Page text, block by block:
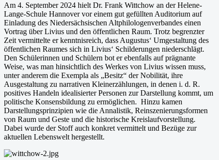
Am 4. September 2024 hielt Dr. Frank Wittchow an der Helene-
Lange-Schule Hannover vor einem gut gefüllten Auditorium auf
Einladung des Niedersächsischen Altphilologenverbandes einen
Vortrag über Livius und den öffentlichen Raum. Trotz begrenzter
Zeit vermittelte er kenntnisreich, dass Augustus‘ Umgestaltung des
öffentlichen Raumes sich in Livius‘ Schilderungen niederschlägt.
Den Schülerinnen und Schülern bot er ebenfalls auf prägnante
Weise, was man hinsichtlich des Werkes von Livius wissen muss,
unter anderem die Exempla als „Besitz“ der Nobilität, ihre
Ausgestaltung zu narrativen Kleinerzählungen, in denen i. d. R.
positives Handeln idealisierter Personen zur Darstellung kommt, um
politische Konsensbildung zu ermöglichen. Hinzu kamen
Darstellungsprinzipien wie die Annalistik, Reinszenierungsformen
von Raum und Geste und die historische Kreislaufvorstellung.
Dabei wurde der Stoff auch konkret vermittelt und Bezüge zur
aktuellen Lebenswelt hergestellt.